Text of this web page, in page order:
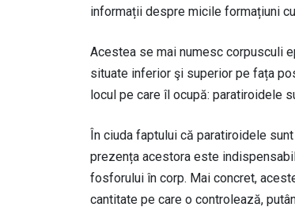
informații despre micile formațiuni
Acestea se mai numesc corpusculi
situate inferior şi superior pe fața
locul pe care îl ocupă: paratiroidele
În ciuda faptului că paratiroidele
prezența acestora este
fosforului în corp. Mai concret,
cantitate pe care o controlează,